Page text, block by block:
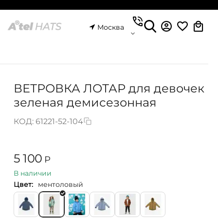
Москва
ВЕТРОВКА ЛОТАР для девочек
зеленая демисезонная
КОД: 61221-52-104
5 100 Р
В наличии
Цвет:
ментоловый